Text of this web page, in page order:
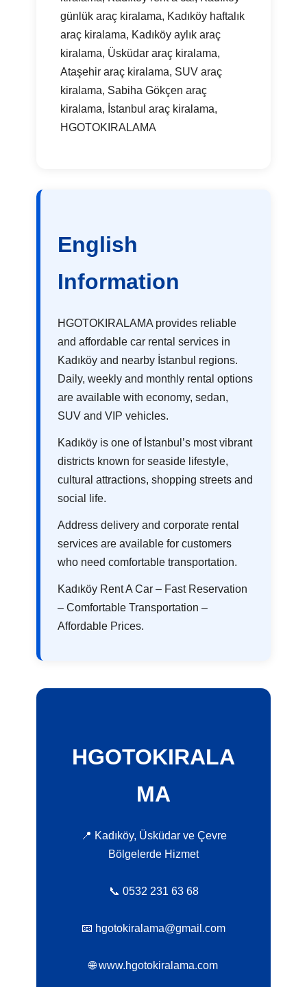
günlük araç kiralama, Kadıköy haftalık
araç kiralama, Kadıköy aylık araç
kiralama, Üsküdar araç kiralama,
Ataşehir araç kiralama, SUV araç
kiralama, Sabiha Gökçen araç
kiralama, İstanbul araç kiralama,
HGOTOKIRALAMA
English
Information
HGOTOKIRALAMA provides reliable
and affordable car rental services in
Kadıköy and nearby İstanbul regions.
Daily, weekly and monthly rental options
are available with economy, sedan,
SUV and VIP vehicles.
Kadıköy is one of İstanbul’s most vibrant
districts known for seaside lifestyle,
cultural attractions, shopping streets and
social life.
Address delivery and corporate rental
services are available for customers
who need comfortable transportation.
Kadıköy Rent A Car – Fast Reservation
– Comfortable Transportation –
Affordable Prices.
HGOTOKIRALA
MA
📍 Kadıköy, Üsküdar ve Çevre
Bölgelerde Hizmet
📞 0532 231 63 68
📧 hgotokiralama@gmail.com
🌐 www.hgotokiralama.com